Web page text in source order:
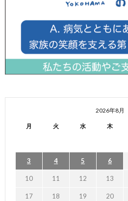
2026年8月
月 火 水 木
3 4 5 6
10 11 12 13
17 18 19 20